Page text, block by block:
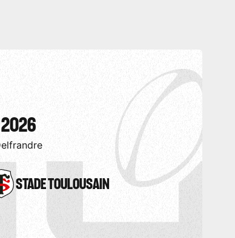
2026
STADE TOULOUSAIN